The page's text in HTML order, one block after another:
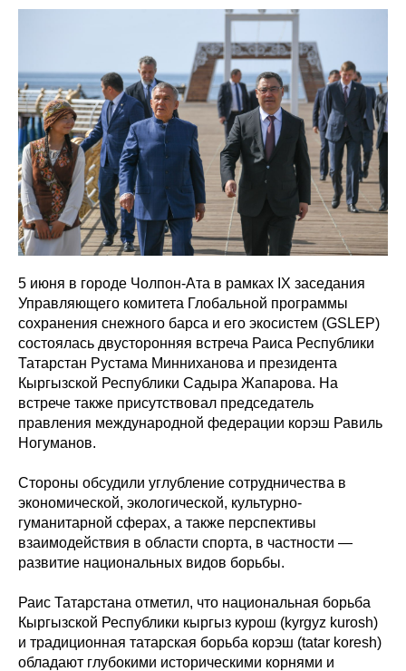
5 июня в городе Чолпон-Ата в рамках IX заседания
Управляющего комитета Глобальной программы
сохранения снежного барса и его экосистем (GSLEP)
состоялась двусторонняя встреча Раиса Республики
Татарстан Рустама Минниханова и президента
Кыргызской Республики Садыра Жапарова. На
встрече также присутствовал председатель
правления международной федерации корэш Равиль
Ногуманов.
Стороны обсудили углубление сотрудничества в
экономической, экологической, культурно-
гуманитарной сферах, а также перспективы
взаимодействия в области спорта, в частности —
развитие национальных видов борьбы.
Раис Татарстана отметил, что национальная борьба
Кыргызской Республики кыргыз курош (kyrgyz kurosh)
и традиционная татарская борьба корэш (tatar koresh)
обладают глубокими историческими корнями и